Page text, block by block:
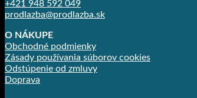
+421 948 592 049
prodlazba@prodlazba.sk
O NÁKUPE
Obchodné podmienky
Zásady používania súborov cookies
Odstúpenie od zmluvy
Doprava